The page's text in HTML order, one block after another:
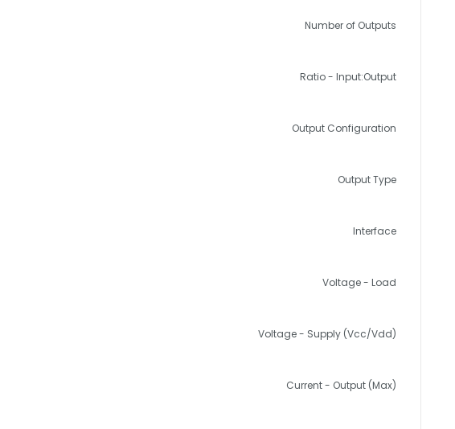
Number of Outputs
Ratio - Input:Output
Output Configuration
Output Type
Interface
Voltage - Load
Voltage - Supply (Vcc/Vdd)
Current - Output (Max)